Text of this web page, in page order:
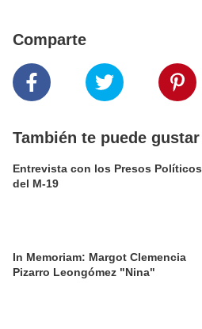
Comparte
También te puede gustar
Entrevista con los Presos Políticos
del M-19
In Memoriam: Margot Clemencia
Pizarro Leongómez "Nina"